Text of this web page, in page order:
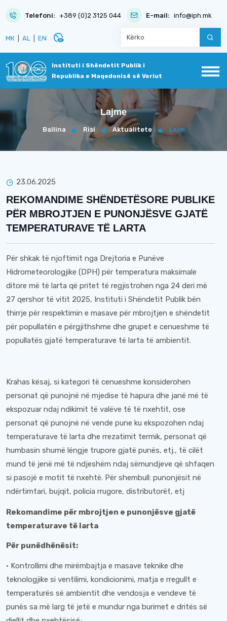
Telefoni: +389 (0)2 3125 044 E-mail: info@iph.mk
МК AL EN disabled_visible
Instituti i Shëndetit Publik i
Republika e Maqedonisë së Veriut
Lajme
Ballina Risi Aktualitete Lajm
23.06.2025
REKOMANDIME SHËNDETËSORE PUBLIKE
PËR MBROJTJEN E PUNONJËSVE GJATË
TEMPERATURAVE TË LARTA
Për shkak të njoftimit nga Drejtoria e Punëve
Hidrometeorologjike (DPH) për temperatura maksimale
ditore më të larta që pritet të regjistrohen nga 24 deri më
27 qershor të vitit 2025, Instituti i Shëndetit Publik bën
thirrje për respektimin e masave për mbrojtjen e shëndetit
për popullatën e përgjithshme dhe grupet e cenueshme të
popullatës gjatë temperaturave të larta të ambientit.
Krahas kësaj, si kategori të cenueshme konsiderohen
personat që punojnë në mjedise të hapura dhe janë më të
ekspozuar ndaj ndikimit të valëve të të nxehtit, ose
personat që punojnë në vende pune ku ekspozohen ndaj
temperaturave të larta dhe rrezatimit termik, personat që
humbasin shumë lëngje trupore gjatë punës, etj., të cilët
mund të jenë më të ndjeshëm ndaj sëmundjeve që shfaqen
si pasojë e motit të nxehtë. Për shembull: punonjësit në
ndërtimtari, bujqit, policia rrugore, distributorët, etj
Rekomandime për mbrojtjen e punonjësve gjatë
temperaturave të larta
Për punëdhënësit:
· Kontrollimi dhe mirëmbajtja e masave teknike dhe
teknologjike si ventilimi, kondicionimi, matja e rregullt e
temperaturës së ambientit dhe vendosja e vendeve të
punës sa më larg të jetë e mundur nga burimet e dritës së